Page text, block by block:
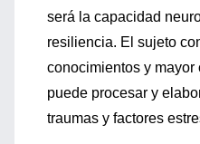
será la capacidad
resiliencia. El sujeto
conocimientos y mayor
puede procesar y
traumas y factores